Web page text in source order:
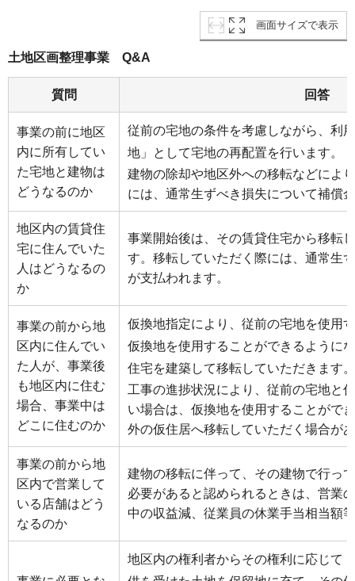
画面サイズで表示
土地区画整理事業 Q&A
質問 回答
事業の前に地区
内に所有してい
た宅地と建物は
どうなるのか
従前の宅地の条件を考慮しながら、利
地」として宅地の再配置を行います。
建物の除却や地区外への移転などによ
には、通常生ずべき損失について補償
地区内の賃貸住
宅に住んでいた
人はどうなるの
か
事業開始後は、その賃貸住宅から移転
す。移転していただく際には、通常生
が支払われます。
事業の前から地
区内に住んでい
た人が、事業後
も地区内に住む
場合、事業中は
どこに住むのか
仮換地指定により、従前の宅地を使用
仮換地を使用することができるように
住宅を建築して移転していただきます。
工事の進捗状況により、従前の宅地と
い場合は、仮換地を使用することがで
外の仮住居へ移転していただく場合が
事業の前から地
区内で営業して
いる店舗はどう
なるのか
建物の移転に伴って、その建物で行っ
必要があると認められるときは、営業
中の収益減、従業員の休業手当相当額
地区内の権利者からその権利に応じて